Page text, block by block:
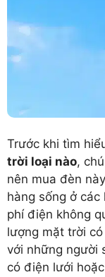
Trước khi tìm
trời loại nào,
nên mua đèn
hàng sống ở
phí điện không
lượng mặt trời
với những người
có điện lưới